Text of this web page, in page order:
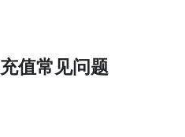
值常见问题